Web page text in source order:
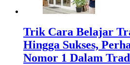
Trik Cara Belajar
Hingga Sukses,
Nomor 1 Dalam